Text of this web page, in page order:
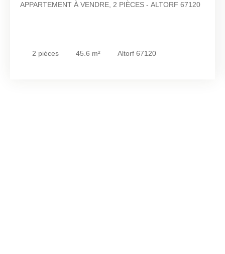
APPARTEMENT À VENDRE, 2 PIÈCES - ALTORF 67120
2 pièces 45.6 m² Altorf 67120